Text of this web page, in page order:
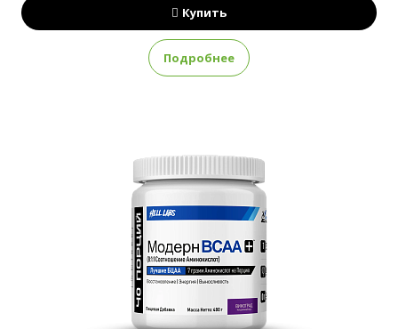
Купить
Подробнее